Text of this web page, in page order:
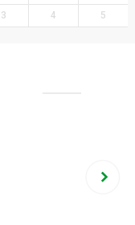
3 4 5